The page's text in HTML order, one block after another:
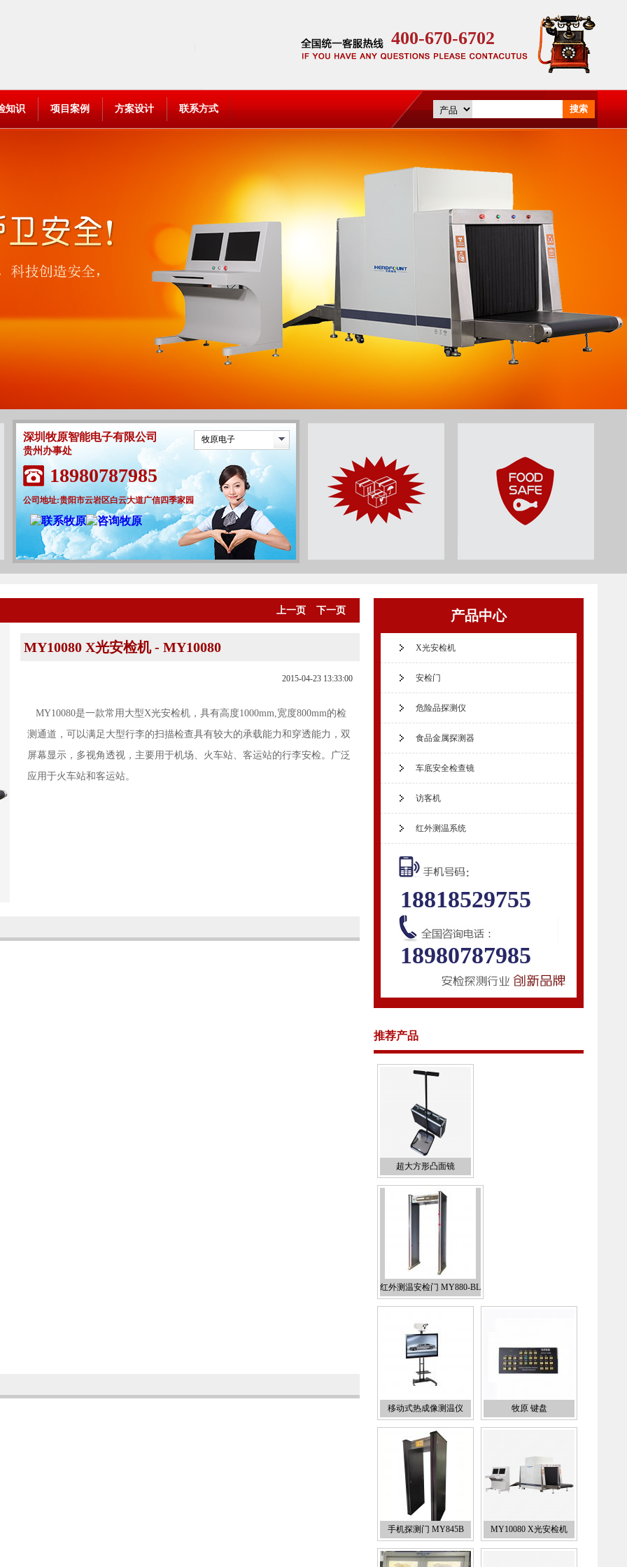
400-670-6702
知识 项目案例 方案设计 联系方式
牧原电子
深圳牧原智能电子有限公司
贵州办事处
18980787985
公司地址:贵阳市云岩区白云大道广信四季家园
上一页 下一页
MY10080 X光安检机 - MY10080
2015-04-23 13:33:00
MY10080是一款常用大型X光安检机，具有高度1000mm,宽度800mm的检
测通道，可以满足大型行李的扫描检查具有较大的承载能力和穿透能力，双
屏幕显示，多视角透视，主要用于机场、火车站、客运站的行李安检。广泛
应用于火车站和客运站。
产品中心
X光安检机
安检门
危险品探测仪
食品金属探测器
车底安全检查镜
访客机
红外测温系统
18818529755
18980787985
推荐产品
超大方形凸面镜
红外测温安检门 MY880-BL
移动式热成像测温仪 牧原 键盘
手机探测门 MY845B MY10080 X光安检机